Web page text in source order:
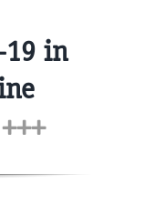
19 in
+++